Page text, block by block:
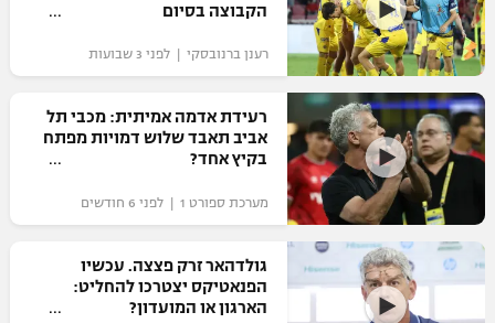
ליגת העל
גביע הטוטו
ליגיונרים
גביע המדינה
נבחרת ישראל
כדורגל עולמי
ליגת האלופות
ליגה אירופית
ליגה אנגלית
ליגה גרמנית
כדורסל ישראלי
ליגת ווינר סל
ליגה לאומית
כדורסל נשים
כדורסל עולמי
NBA
יורוליג
ענפים נוספים
הקבוצה בסיום
רענן ברנובסקי | לפני 3 שבועות
רעידת אדמה אמיתית: מכבי תל
אביב תאבד שלוש דמויות מפתח
בקיץ אחד?
מערכת ספורט 1 | לפני 6 חודשים
גולדהאר זרק פצצה. עכשיו
הפנאטיקס יצטרכו להחליט:
הארגון או המועדון?